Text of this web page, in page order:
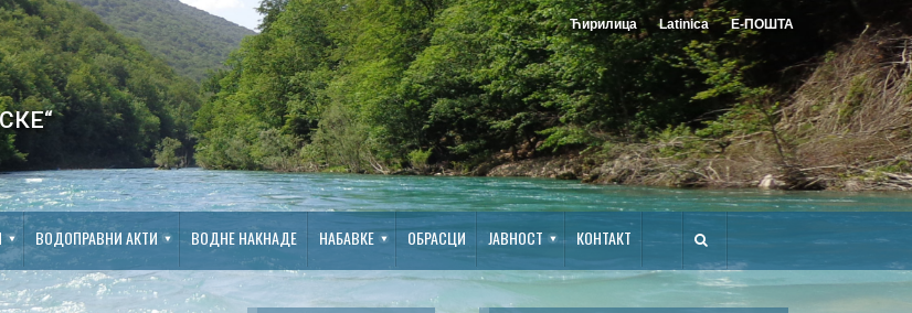
Ћирилица Latinica Е-ПОШТА
ВОДОПРАВНИ АКТИ ВОДНЕ НАКНАДЕ НАБАВКЕ ОБРАСЦИ ЈАВНОСТ КОНТАКТ